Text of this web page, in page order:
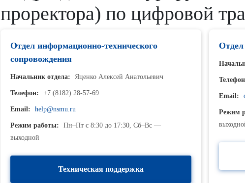
проректора) по цифровой
Отдел информационно-технического
сопровождения
Начальник отдела: Яценко Алексей Анатольевич
Телефон: +7 (8182) 28-57-69
Email: help@nsmu.ru
Режим работы:
Пн–Пт с 8:30 до 17:30, Сб–Вс —
выходной
Техническая поддержка
Email:
Режим